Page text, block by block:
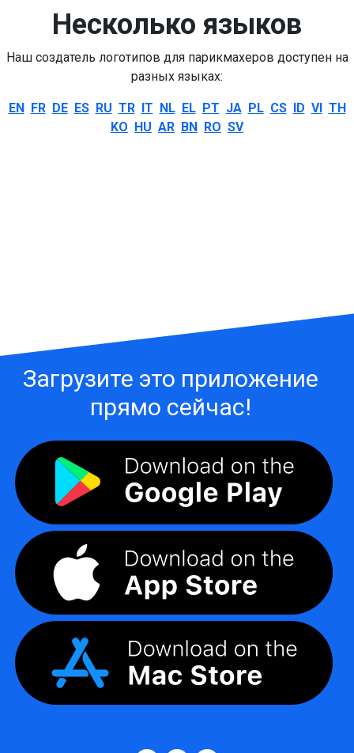
Несколько языков
Наш создатель логотипов для парикмахеров доступен на
разных языках:
EN FR DE ES RU TR IT NL EL PT JA PL CS ID VI TH
KO HU AR BN RO SV
Загрузите это приложение
прямо сейчас!